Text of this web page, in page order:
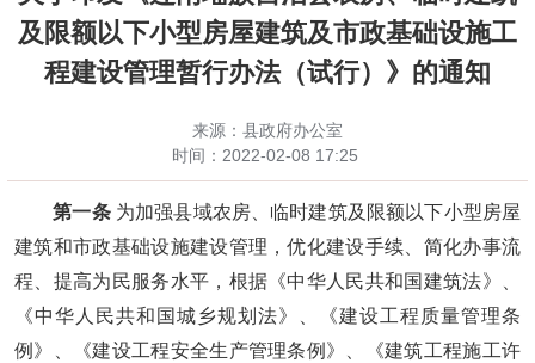
及限额以下小型房屋建筑及市政基础设施工
程建设管理暂行办法（试行）》的通知
来源：县政府办公室
时间： 2022-02-08 17:25
第一条 为加强县域农房、临时建筑及限额以下小型房屋
建筑和市政基础设施建设管理，优化建设手续、简化办事流
程、提高为民服务水平，根据《中华人民共和国建筑法》、
《中华人民共和国城乡规划法》、《建设工程质量管理条
例》、《建设工程安全生产管理条例》、《建筑工程施工许